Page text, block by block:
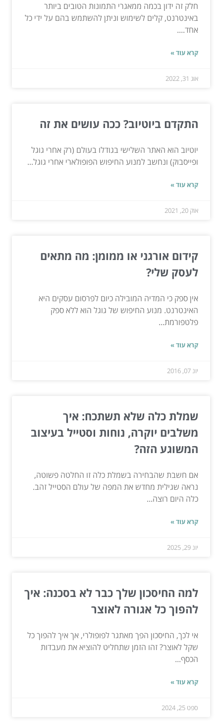
חלק זה ידון בכמה ממאגרי התמונות הטובים ביותר
באינטרנט, קלים לשימוש וניתן להשתמש בהם על ידי כל
אחד....
קרא עוד »
אוג 31, 2022
התקדם ביוטיוב? ככה עושים את זה
יוטיוב הוא האתר השלישי בגודלו בעולם (רק אחרי גוגל
ופייסבוק) ונחשב למנוע החיפוש הפופולארי אחרי גוגל...
קרא עוד »
אוק 20, 2021
קידום אורגני או ממומן: מה מתאים
לעסק שלי?
אין ספק כי המדיה המובילה כיום לפרסום עסקים היא
האינטרנט. מנוע החיפוש של גוגל הוא ללא ספק
פלטפורמת...
קרא עוד »
יונ 07, 2016
שמלת כלה שלא תשתכח: איך
משלבים יוקרה, נוחות וסטייל בעיצוב
המשוגע הזה?
אם חשבת שהבחירה בשמלת כלה זו החלטה פשוטה,
נראה שגילית מחדש את המפה של עולם הסטייל זהב.
כלה היום רוצה...
קרא עוד »
יונ 29, 2025
למה החיסכון שלך כבר לא בסכנה: איך
להפוך כל אגורה לאוצר
אי לכך, החיסכון הפך מאתגר לפופולרי, אך איך להפוך כל
שקל לאוצר? זהו הזמן שתחליט להוציא את מעבדות
הכסף...
קרא עוד »
ספט 25, 2024